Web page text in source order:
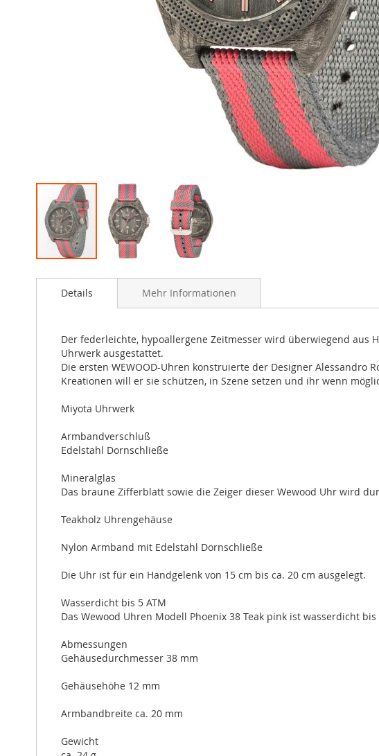
Anfang
Details
Der federleichte, hypoallergene Zeitmesser wird überwiegend
Uhrwerk ausgestattet.
Die ersten WEWOOD-Uhren konstruierte der Designer Alessandro
Kreationen will er sie schützen, in Szene setzen und ihr wenn
Miyota Uhrwerk
Armbandverschluß
Edelstahl Dornschließe
Mineralglas
Das braune Zifferblatt sowie die Zeiger dieser Wewood Uhr wird
Teakholz Uhrengehäuse
Nylon Armband mit Edelstahl Dornschließe
Die Uhr ist für ein Handgelenk von 15 cm bis ca. 20 cm ausgelegt.
Wasserdicht bis 5 ATM
Das Wewood Uhren Modell Phoenix 38 Teak pink ist wasserdicht bis
Abmessungen
Gehäusedurchmesser 38 mm
Gehäusehöhe 12 mm
Armbandbreite ca. 20 mm
Gewicht
Mehr Informationen